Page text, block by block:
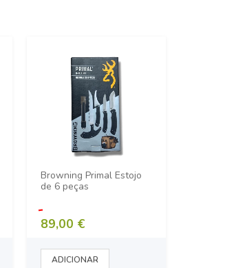
Browning Primal Estojo
de 6 peças
89,00 €